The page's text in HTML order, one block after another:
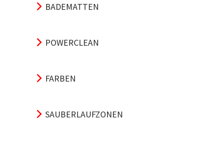
BADEMATTEN
POWERCLEAN
FARBEN
SAUBERLAUFZONEN